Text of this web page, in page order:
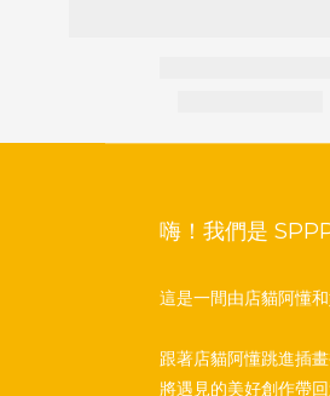
嗨！我們是
這是一間由店貓阿懂
跟著店貓阿懂跳進插
將遇見的美好創作帶